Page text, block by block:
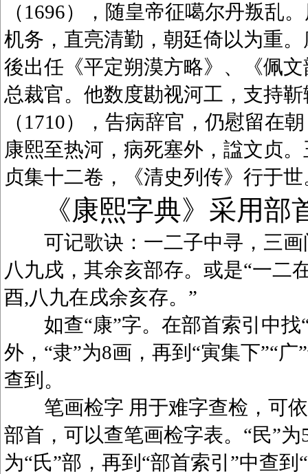
（1696），随皇帝征噶尔丹叛乱
机务，直亮清勤，朝廷倚以为重
後出任《平定朔漠方略》、《佩
总裁官。他数度勘视河工，支持
（1710），告病辞官，仍慰留在
康熙至热河，病死塞外，諡文贞
贞集十二卷，《清史列传》行于世
《康熙字典》采用
可记歌诀：一二子中寻，三画
八九戌，其余亥部存。或是“一二
酉,八九在戌余亥存。”
如查“康”字。在部首索引中找“
外，“隶”为8画，再到“寅集下”“
查到。
笔画检字 用于难字查检，可依
部首，可以查笔画检字表。“民”
为“氏”部，再到“部首索引”中查到